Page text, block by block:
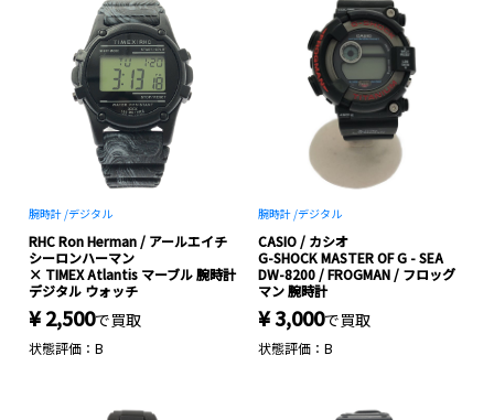
腕時計 /デジタル
RHC Ron Herman / アールエイチ
シーロンハーマン
× TIMEX Atlantis マーブル 腕時計
デジタル ウォッチ
¥ 2,500で買取
状態評価：B
腕時計 /デジタル
CASIO / カシオ
G-SHOCK MASTER OF G - SEA
DW-8200 / FROGMAN / フロッグ
マン 腕時計
¥ 3,000で買取
状態評価：B